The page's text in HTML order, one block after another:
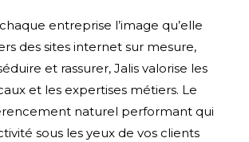
entreprise l’image qu’elle
des sites internet sur mesure,
et rassurer, Jalis valorise les
et les expertises métiers. Le
naturel performant qui
sous les yeux de vos clients